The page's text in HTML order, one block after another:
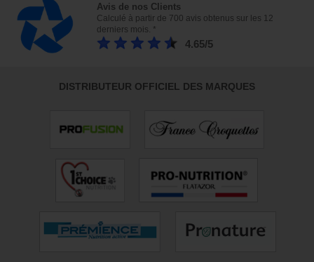
Avis de nos Clients
Calculé à partir de 700 avis obtenus sur les 12
derniers mois. *
4.65/5
DISTRIBUTEUR OFFICIEL DES MARQUES